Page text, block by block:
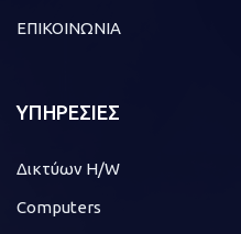
ΕΠΙΚΟΙΝΩΝΙΑ
ΥΠΗΡΕΣΙΕΣ
Δικτύων H/W
Computers